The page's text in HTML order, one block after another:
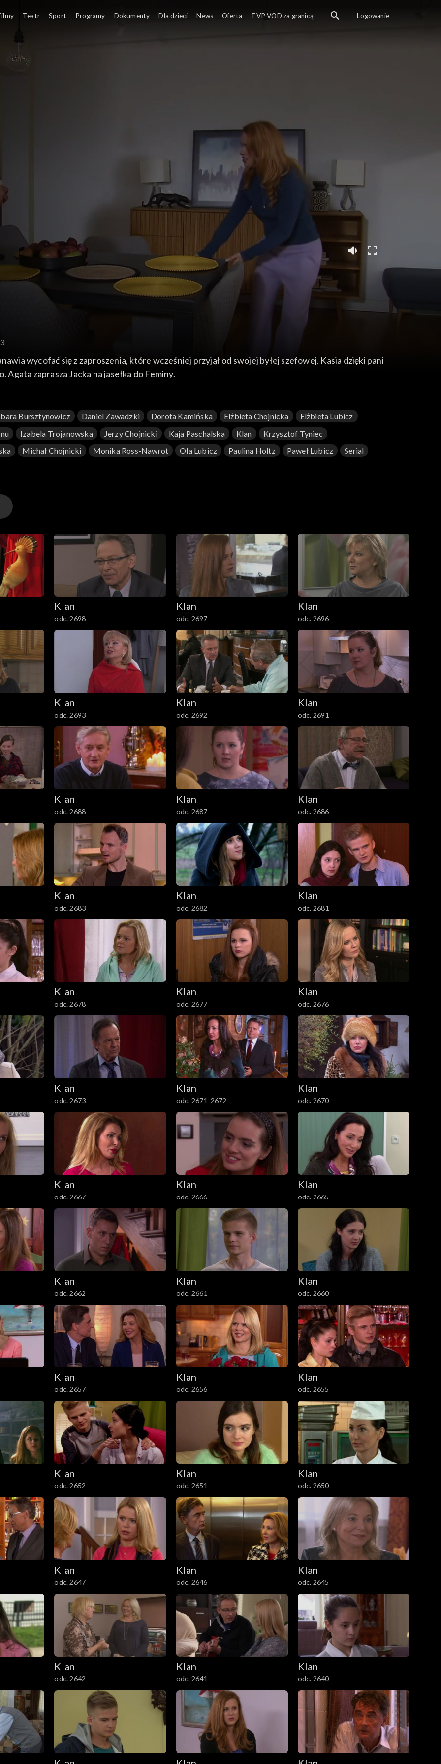
wycofać się z zaproszenia, które wcześniej przyjął od swojej byłej szefowej. Kasia dzięki pani
zaprasza Jacka na jasełka do Feminy.
Bursztynowicz Daniel Zawadzki Dorota Kamińska Elżbieta Chojnicka
Elżbieta Lubicz
Izabela Trojanowska Jerzy Chojnicki Kaja Paschalska Klan
Krzysztof Tyniec
Michał Chojnicki Monika Ross-Nawrot Ola Lubicz Paulina Holtz Paweł Lubicz
Serial
Klan
odc. 2698
Klan
odc. 2697
Klan
odc. 2696
Klan
odc. 2693
Klan
odc. 2692
Klan
odc. 2691
Klan
odc. 2688
Klan
odc. 2687
Klan
odc. 2686
Klan
odc. 2683
Klan
odc. 2682
Klan
odc. 2681
Klan
odc. 2678
Klan
odc. 2677
Klan
odc. 2676
Klan
odc. 2673
Klan
odc. 2671-2672
Klan
odc. 2670
Klan
odc. 2667
Klan
odc. 2666
Klan
odc. 2665
Klan
odc. 2662
Klan
odc. 2661
Klan
odc. 2660
Klan
odc. 2657
Klan
odc. 2656
Klan
odc. 2655
Klan
odc. 2652
Klan
odc. 2651
Klan
odc. 2650
Klan
odc. 2647
Klan
odc. 2646
Klan
odc. 2645
Klan
odc. 2642
Klan
odc. 2641
Klan
odc. 2640
Teatr Sport Programy Dokumenty Dla dzieci News Oferta TVP VOD za granicą Logowanie